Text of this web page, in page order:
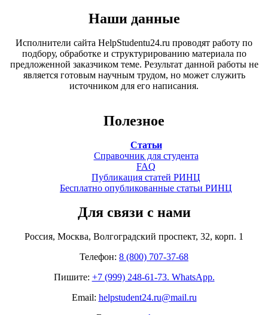
Наши данные
Исполнители сайта HelpStudentu24.ru проводят работу по
подбору, обработке и структурированию материала по
предложенной заказчиком теме. Результат данной работы не
является готовым научным трудом, но может служить
источником для его написания.
Полезное
Статьи
Справочник для студента
FAQ
Публикация статей РИНЦ
Бесплатно опубликованные статьи РИНЦ
Для связи с нами
Россия, Москва, Волгоградский проспект, 32, корп. 1
Телефон: 8 (800) 707-37-68
Пишите: +7 (999) 248-61-73. WhatsApp.
Email: helpstudent24.ru@mail.ru